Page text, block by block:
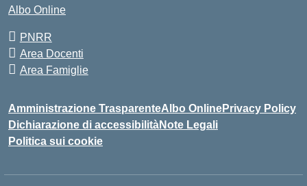
Albo Online
PNRR
Area Docenti
Area Famiglie
Amministrazione TrasparenteAlbo OnlinePrivacy Policy
Dichiarazione di accessibilitàNote Legali
Politica sui cookie